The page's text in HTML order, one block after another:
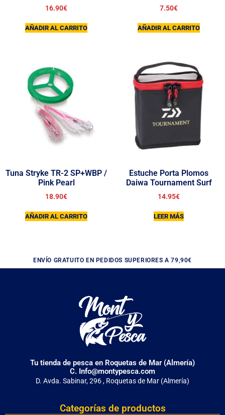
16.90€
AÑADIR AL CARRITO
7.50€
AÑADIR AL CARRITO
Tuna Stryke TR-2 SP+WBP /
Pink Pearl
18.90€
AÑADIR AL CARRITO
Estuche Porta Plomos
Daiwa Tournament Surf
14.95€
LEER MÁS
ENVÍO GRATUITO EN PEDIDOS SUPERIORES A 79,90€
Tu tienda de pesca en Roquetas de Mar (Almería)
C. Info@montypesca.com
D. Avda. Sabinar, 296 , Roquetas de Mar (Almería)
Categorías de productos